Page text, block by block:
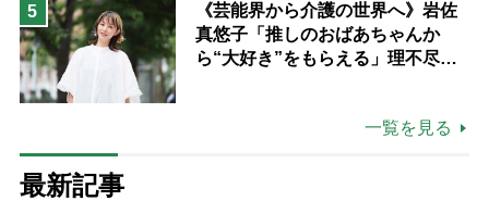
5
《芸能界から介護の世界へ》岩佐
真悠子「推しのおばあちゃんか
ら“大好き”をもらえる」理不尽さ
一覧を見る
最新記事